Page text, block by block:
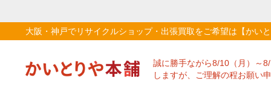
大阪・神戸でリサイクルショップ・出張買取をご希望は【かい
誠に勝手ながら8/10（月）～
しますが、ご理解の程お願い